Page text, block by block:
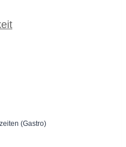
(Gastro)